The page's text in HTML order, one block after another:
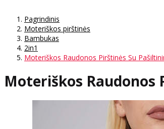
Pagrindinis
Moteriškos pirštinės
Bambukas
2in1
Moteriškos Raudonos Pirštinės Su
Moteriškos Raudonos